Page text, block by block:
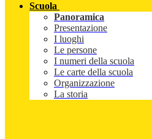
Scuola
Panoramica
Presentazione
I luoghi
Le persone
I numeri della scuola
Le carte della scuola
Organizzazione
La storia